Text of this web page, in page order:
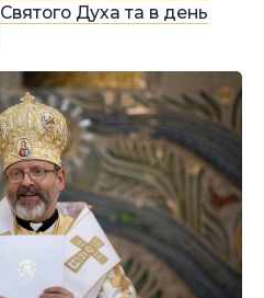
Духа та в день